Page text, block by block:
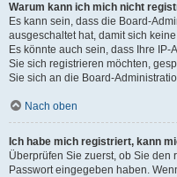
Warum kann ich mich nicht
Es kann sein, dass die Board-
ausgeschaltet hat, damit sich
Es könnte auch sein, dass Ihre
Sie sich registrieren möchten,
Sie sich an die Board-
Nach oben
Ich habe mich registriert, kann
Überprüfen Sie zuerst, ob Sie
Passwort eingegeben haben.